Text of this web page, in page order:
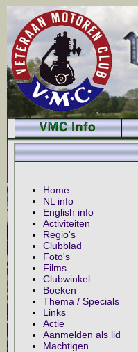
Home
NL info
English info
Activiteiten
Regio's
Clubblad
Foto's
Films
Clubwinkel
Boeken
Thema / Specials
Links
Actie
Aanmelden als lid
Machtigen